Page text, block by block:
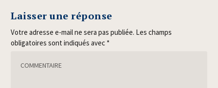
Laisser une réponse
Votre adresse e-mail ne sera pas publiée. Les champs
obligatoires sont indiqués avec *